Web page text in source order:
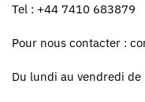
Tel : +44 7410 683879
Pour nous contacter :
Du lundi au vendredi